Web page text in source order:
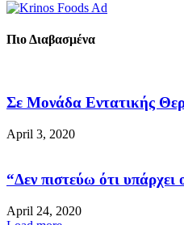
Πιο Διαβασμένα
Σε Μονάδα Εντατικής
April 3, 2020
“Δεν πιστεύω ότι υπάρχει
April 24, 2020